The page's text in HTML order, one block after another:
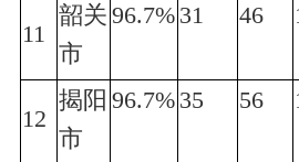
11
韶关
市
96.7% 31 46
12
揭阳
市
96.7% 35 56